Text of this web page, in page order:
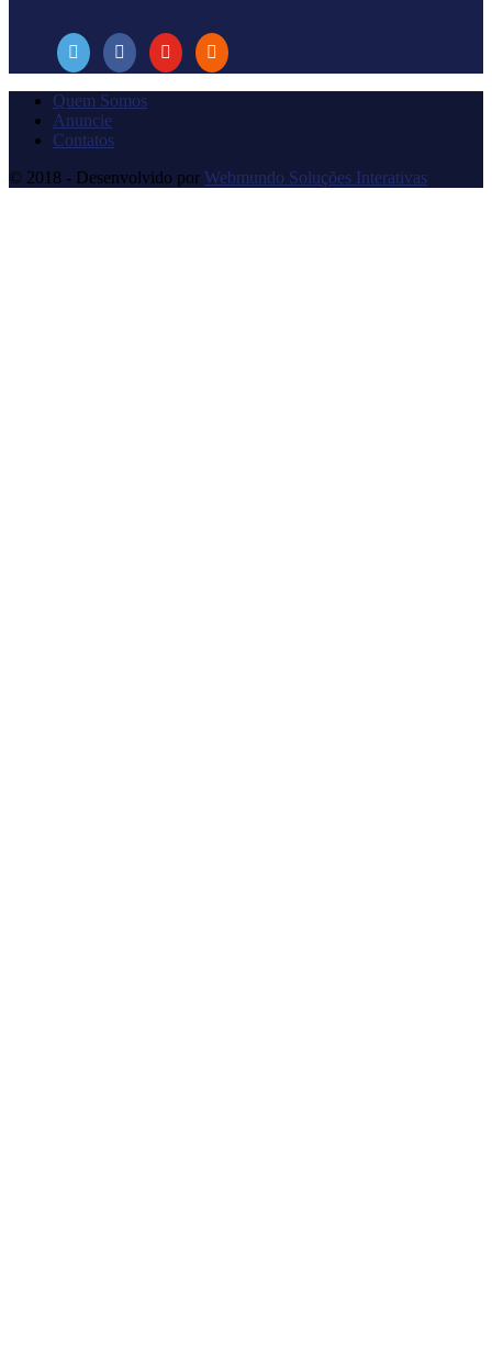
Quem Somos
Anuncie
Contatos
© 2018 - Desenvolvido por Webmundo Soluções Interativas